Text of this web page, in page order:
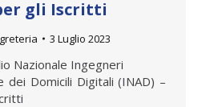
gli Iscritti
3 Luglio 2023
Nazionale Ingegneri
dei Domicili Digitali (INAD) –